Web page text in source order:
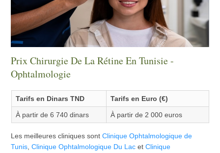
Prix Chirurgie De La Rétine En Tunisie -
Ophtalmologie
Tarifs en Dinars TND Tarifs en Euro (€)
À partir de 6 740 dinars À partir de 2 000 euros
Les meilleures cliniques sontClinique Ophtalmologique de
Tunis,Clinique Ophtalmologique Du Lac etClinique